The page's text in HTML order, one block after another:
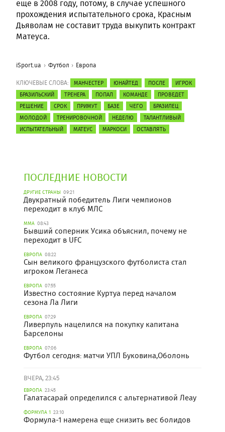
еще в 2008 году, потому, в случае успешного
прохождения испытательного срока, Красным
Дьяволам не составит труда выкупить контракт
Матеуса.
iSport.ua Футбол Европа
КЛЮЧЕВЫЕ СЛОВА: МАНЧЕСТЕР ЮНАЙТЕД ПОСЛЕ
ИГРОК
БРАЗИЛЬСКИЙ
ТРЕНЕРА ПОПАЛ КОМАНДЕ
ПРОВЕДЕТ
РЕШЕНИЕ
СРОК ПРИМУТ БАЗЕ ЧЕГО
БРАЗИЛЕЦ
МОЛОДОЙ
ТРЕНИРОВОЧНОЙ НЕДЕЛЮ
ТАЛАНТЛИВЫЙ
ИСПЫТАТЕЛЬНЫЙ
МАТЕУС МАРКОСИ ОСТАВЛЯТЬ
ПОСЛЕДНИЕ НОВОСТИ
ДРУГИЕ СТРАНЫ 09:21
Двукратный победитель Лиги чемпионов
переходит в клуб МЛС
ММА 08:43
Бывший соперник Усика объяснил, почему не
переходит в UFC
ЕВРОПА 08:22
Сын великого французского футболиста стал
игроком Леганеса
ЕВРОПА 07:55
Известно состояние Куртуа перед началом
сезона Ла Лиги
ЕВРОПА 07:29
Ливерпуль нацелился на покупку капитана
Барселоны
ЕВРОПА 07:06
Футбол сегодня: матчи УПЛ Буковина,Оболонь
ВЧЕРА, 23:45
ЕВРОПА 23:45
Галатасарай определился с альтернативой Леау
ФОРМУЛА 1 23:10
Формула-1 намерена еще снизить вес болидов